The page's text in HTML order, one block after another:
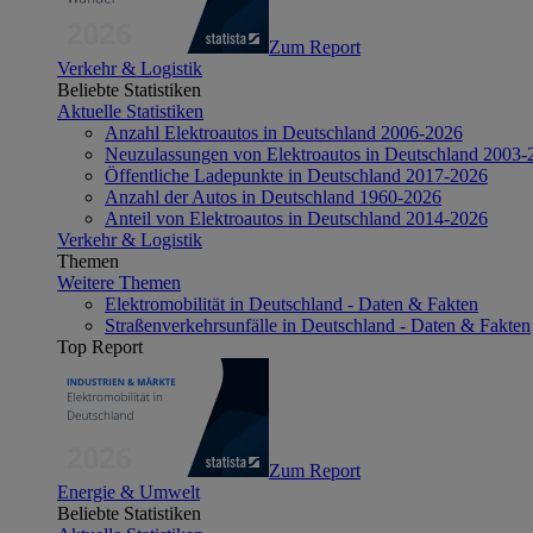
Zum Report
Verkehr & Logistik
Beliebte Statistiken
Aktuelle Statistiken
Anzahl Elektroautos in Deutschland 2006-2026
Neuzulassungen von Elektroautos in Deutschland 2003-
Öffentliche Ladepunkte in Deutschland 2017-2026
Anzahl der Autos in Deutschland 1960-2026
Anteil von Elektroautos in Deutschland 2014-2026
Verkehr & Logistik
Themen
Weitere Themen
Elektromobilität in Deutschland - Daten & Fakten
Straßenverkehrsunfälle in Deutschland - Daten & Fakten
Top Report
Zum Report
Energie & Umwelt
Beliebte Statistiken